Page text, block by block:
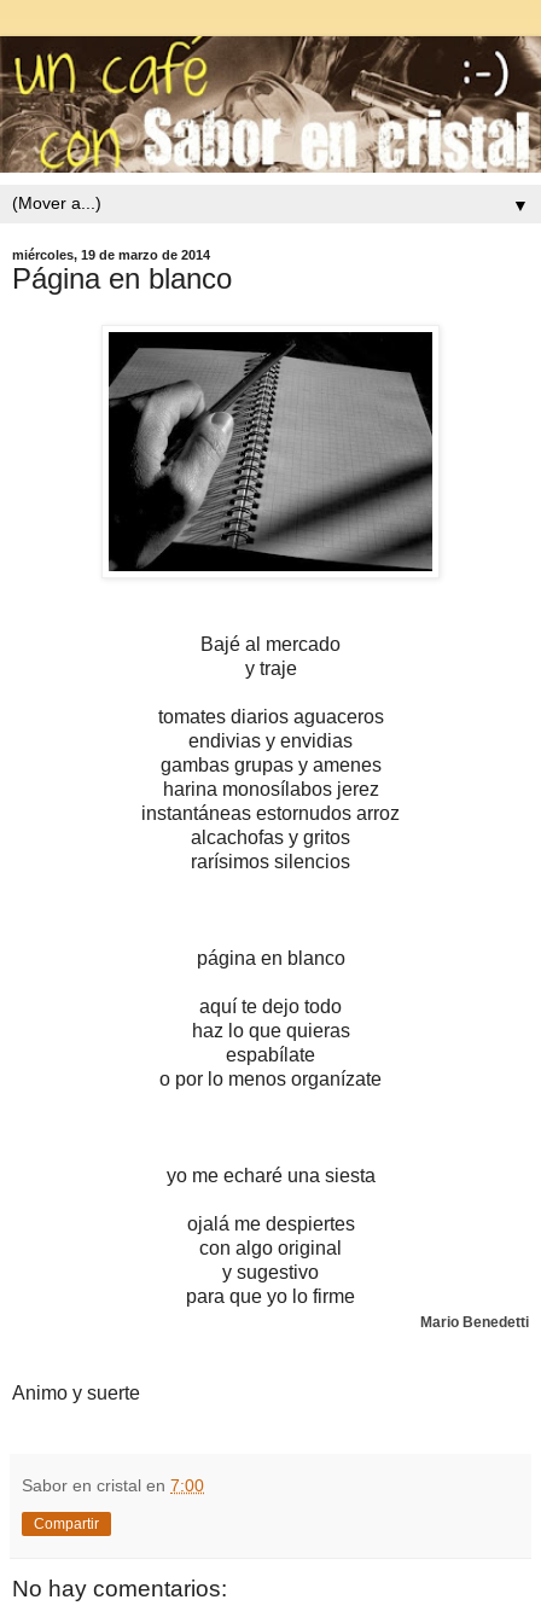
▼
miércoles, 19 de marzo de 2014
Página en blanco
Bajé al mercado
y traje
tomates diarios aguaceros
endivias y envidias
gambas grupas y amenes
harina monosílabos jerez
instantáneas estornudos arroz
alcachofas y gritos
rarísimos silencios
página en blanco
aquí te dejo todo
haz lo que quieras
espabílate
o por lo menos organízate
yo me echaré una siesta
ojalá me despiertes
con algo original
y sugestivo
para que yo lo firme
Mario Benedetti
Animo y suerte
Sabor en cristal en 7:00
Compartir
No hay comentarios: